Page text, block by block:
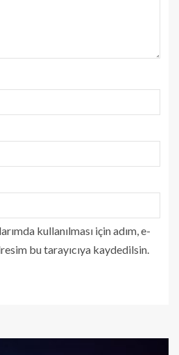
kullanılması için adım, e-
bu tarayıcıya kaydedilsin.